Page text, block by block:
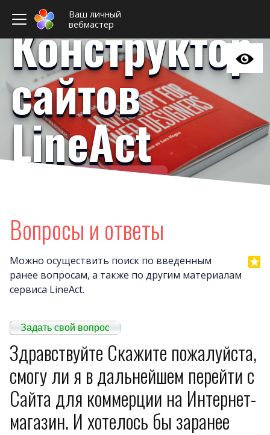
Ваш личный
вебмастер
Дизайны
Почему LineAct
О
Конструктор
сайтов
LineAct
Ваш личный вебмастер
Вопросы и ответы
Можно осуществить поиск по введенным
ранее вопросам, а также по другим материалам
сервиса LineAct.
Задать свой вопрос
Здравствуйте Скажите пожалуйста,
смогу ли я в дальнейшем перейти с
Сайта для коммерции на Интернет-
магазин. И хотелось бы заранее